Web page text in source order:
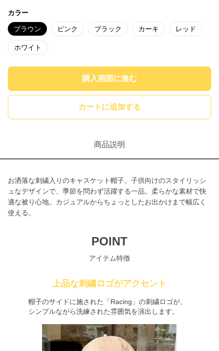
カラー
ブラウン ピンク ブラック カーキ レッド
ホワイト
購入画面に進む
カートに追加する
商品説明
お洒落な刺繍入りのキャスケット帽子。子供向けのスタイリッシ
ュなデザインで、季節を問わず活躍する一品。柔らかな素材で快
適な被り心地。カジュアルからちょっとしたお出かけまで幅広く
使える。
POINT
アイテム特徴
上品な刺繍ロゴがアクセント
帽子のサイドに施された「Racing」の刺繍ロゴが、
シンプルながら洗練された雰囲気を演出します。